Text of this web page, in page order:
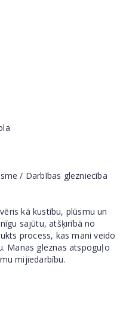
/ Darbības glezniecība
kā kustību, plūsmu un
sajūtu, atšķirībā no
process, kas mani veido
Manas gleznas atspoguļo
mijiedarbību.